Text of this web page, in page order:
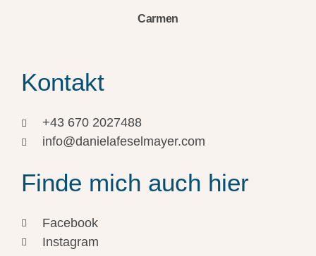
Carmen
Kontakt
+43 670 2027488
info@danielafeselmayer.com
Finde mich auch hier
Facebook
Instagram